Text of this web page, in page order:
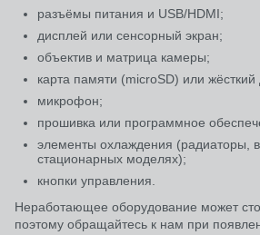
разъёмы питания и USB/HDMI;
дисплей или сенсорный экран;
объектив и матрица камеры;
карта памяти (microSD) или жёсткий
микрофон;
прошивка или программное
элементы охлаждения (радиаторы,
стационарных моделях);
кнопки управления.
Неработающее оборудование может
поэтому обращайтесь к нам при